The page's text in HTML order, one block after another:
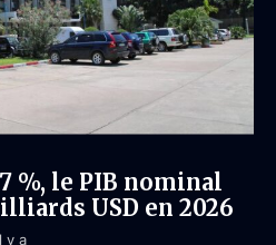
%, le PIB nominal
USD en 2026
y a